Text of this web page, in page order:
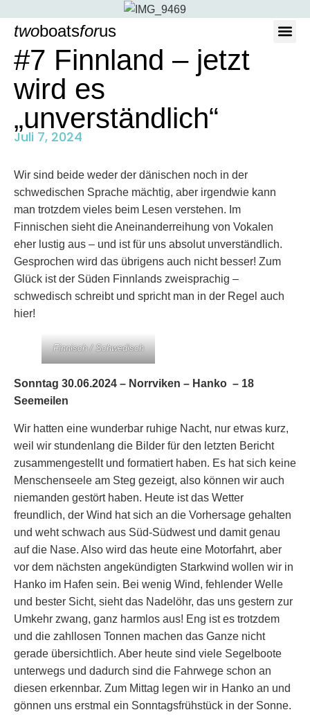
twoboatsforus
#7 Finnland – jetzt
wird es
„unverständlich“
Juli 7, 2024
Wir sind beide weder der dänischen noch in der
schwedischen Sprache mächtig, aber irgendwie kann
man trotzdem vieles beim Lesen verstehen. Im
Finnischen sieht die Aneinanderreihung von Vokalen
eher lustig aus – und ist für uns absolut unverständlich.
Gesprochen wird das übrigens auch nicht besser! Zum
Glück ist der Süden Finnlands zweisprachig –
schwedisch schreibt und spricht man in der Regel auch
hier!
Finnisch / Schwedisch
Sonntag 30.06.2024 – Norrviken – Hanko – 18
Seemeilen
Wir hatten eine wunderbar ruhige Nacht, nur etwas kurz,
weil wir stundenlang die Bilder für den letzten Bericht
zusammengestellt und formatiert haben. Es hat sich keine
Menschenseele am Steg gezeigt, also können wir auch
niemanden gestört haben. Heute ist das Wetter
freundlich, der Wind hat sich an die Vorhersage gehalten
und weht schwach aus Süd-Südwest und damit genau
auf die Nase. Also wird das heute eine Motorfahrt, aber
vor dem nächsten angekündigten Starkwind wollen wir in
Hanko im Hafen sein. Bei wenig Wind, fehlender Welle
und bester Sicht, sieht das Nadelöhr, das uns gestern zur
Umkehr zwang, ganz harmlos aus! Eng ist es trotzdem
und die zahllosen Tonnen machen das Ganze nicht
gerade übersichtlich. Aber heute sind viele Segelboote
unterwegs und dadurch sind die Fahrwege schon an
diesen erkennbar. Zum Mittag legen wir in Hanko an und
gönnen uns erstmal ein Sonntagsfrühstück in der Sonne.